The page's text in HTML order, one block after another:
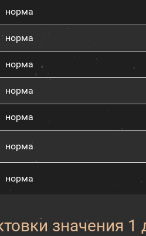
норма
норма
норма
норма
норма
норма
норма
значения 1